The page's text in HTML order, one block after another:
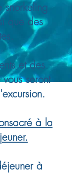
snorkeling
que des
et des
seront
à la
à